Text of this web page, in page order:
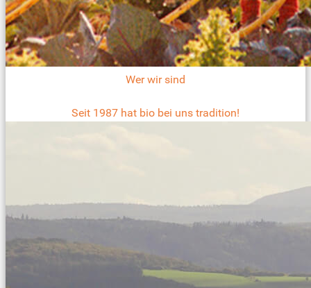
Wer wir sind
Seit 1987 hat bio bei uns tradition!